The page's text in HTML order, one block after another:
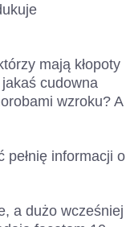
mają kłopoty
cudowna
wzroku? A
pełnię informacji o
a dużo wcześniej